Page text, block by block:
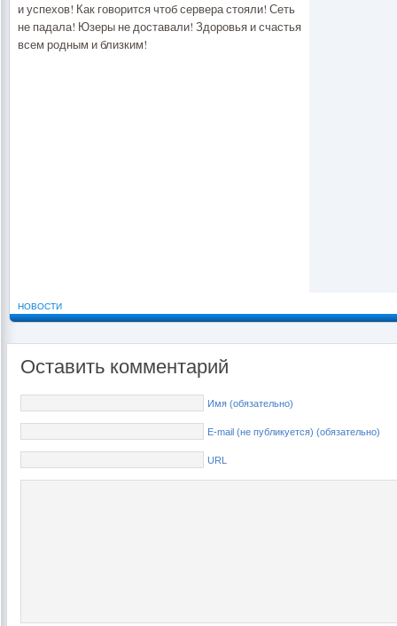
и успехов! Как говорится чтоб сервера стояли! Сеть
не падала! Юзеры не доставали! Здоровья и счастья
всем родным и близким!
НОВОСТИ
Оставить комментарий
Имя (обязательно)
E-mail (не публикуется) (обязательно)
URL